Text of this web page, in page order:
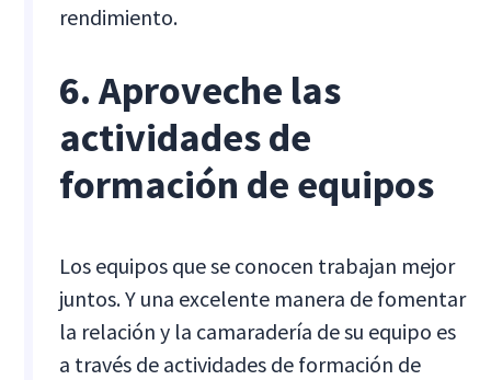
rendimiento.
6. Aproveche las
actividades de
formación de equipos
Los equipos que se conocen trabajan mejor
juntos. Y una excelente manera de fomentar
la relación y la camaradería de su equipo es
a través de actividades de formación de